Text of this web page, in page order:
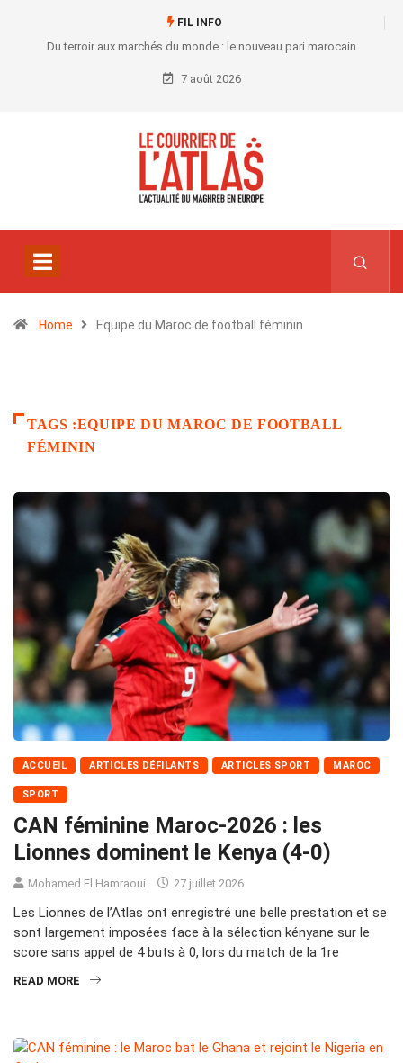
FIL INFO
Du terroir aux marchés du monde : le nouveau pari marocain
7 août 2026
Home Equipe du Maroc de football féminin
TAGS :EQUIPE DU MAROC DE FOOTBALL
FÉMININ
ACCUEIL ARTICLES DÉFILANTS ARTICLES SPORT MAROC
SPORT
CAN féminine Maroc-2026 : les
Lionnes dominent le Kenya (4-0)
Mohamed El Hamraoui 27 juillet 2026
Les Lionnes de l’Atlas ont enregistré une belle prestation et se
sont largement imposées face à la sélection kényane sur le
score sans appel de 4 buts à 0, lors du match de la 1re
READ MORE